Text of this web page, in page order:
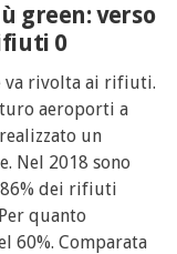
green: verso
0
va rivolta ai rifiuti.
aeroporti a
un
Nel 2018 sono
dei rifiuti
quanto
60%. Comparata